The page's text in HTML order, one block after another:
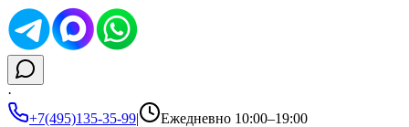
·
+7(495)135-35-99| Ежедневно 10:00–19:00